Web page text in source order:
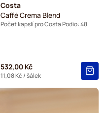
Costa
Caffè Crema Blend
Počet kapslí pro Costa Podio: 48
532,00 Kč
11,08 Kč / šálek